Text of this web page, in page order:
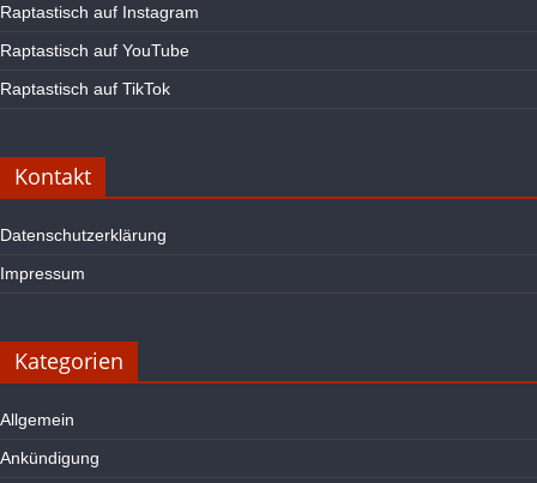
Raptastisch auf Instagram
Raptastisch auf YouTube
Raptastisch auf TikTok
Kontakt
Datenschutzerklärung
Impressum
Kategorien
Allgemein
Ankündigung